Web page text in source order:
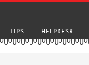
TIPS HELPDESK